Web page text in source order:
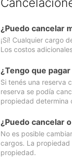
¿Puedo cancelar
¡Sí! Cualquier cargo
Los costos
¿Tengo que
Si tenés una reserva
reserva se podía
propiedad determina
¿Puedo cancelar
No es posible
cargos. La propiedad
propiedad.